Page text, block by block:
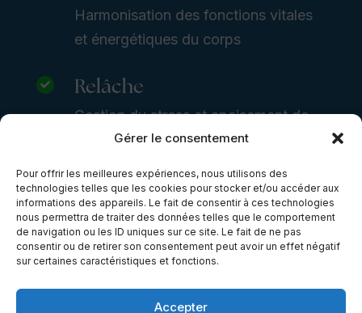
Gérer le consentement
Pour offrir les meilleures expériences, nous utilisons des
technologies telles que les cookies pour stocker et/ou accéder aux
informations des appareils. Le fait de consentir à ces technologies
nous permettra de traiter des données telles que le comportement
de navigation ou les ID uniques sur ce site. Le fait de ne pas
consentir ou de retirer son consentement peut avoir un effet négatif
sur certaines caractéristiques et fonctions.
Accepter
Harmonisation des fonctions vitales
et énergétiques du corps
 Relâche
Gestion du stress et apaisement de
l’esprit